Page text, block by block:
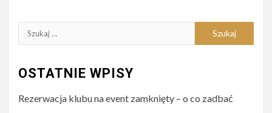
Szukaj:
OSTATNIE WPISY
Rezerwacja klubu na event zamknięty – o co zadbać